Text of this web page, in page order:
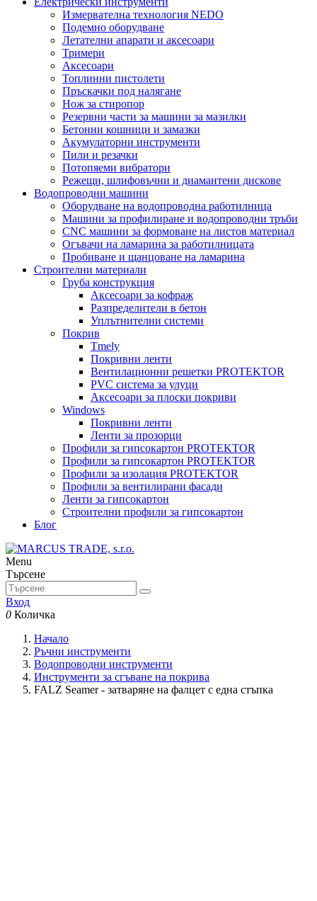
Измервателна технология NEDO
Подемно оборудване
Летателни апарати и аксесоари
Тримери
Аксесоари
Топлинни пистолети
Пръскачки под налягане
Нож за стиропор
Резервни части за машини за мазилки
Бетонни кошници и замазки
Акумулаторни инструменти
Пили и резачки
Потопяеми вибратори
Режещи, шлифовъчни и диамантени дискове
Водопроводни машини
Оборудване на водопроводна работилница
Машини за профилиране и водопроводни тръби
CNC машини за формоване на листов материал
Огъвачи на ламарина за работилницата
Пробиване и щанцоване на ламарина
Строителни материали
Груба конструкция
Аксесоари за кофраж
Разпределители в бетон
Уплътнителни системи
Покрив
Tmely
Покривни ленти
Вентилационни решетки PROTEKTOR
PVC система за улуци
Аксесоари за плоски покриви
Windows
Покривни ленти
Ленти за прозорци
Профили за гипсокартон PROTEKTOR
Профили за гипсокартон PROTEKTOR
Профили за изолация PROTEKTOR
Профили за вентилирани фасади
Ленти за гипсокартон
Строителни профили за гипсокартон
Блог
Menu
Търсене
Вход
0 Количка
Начало
Ръчни инструменти
Водопроводни инструменти
Инструменти за сгъване на покрива
FALZ Seamer - затваряне на фалцет с една стъпка